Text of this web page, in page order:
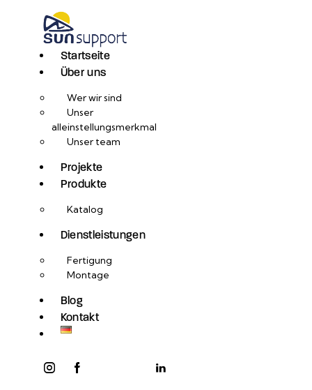
Startseite
Über uns
Wer wir sind
Unser
alleinstellungsmerkmal
Unser team
Projekte
Produkte
Katalog
Dienstleistungen
Fertigung
Montage
Blog
Kontakt
instagramfacebook-
youtube2
linkedin